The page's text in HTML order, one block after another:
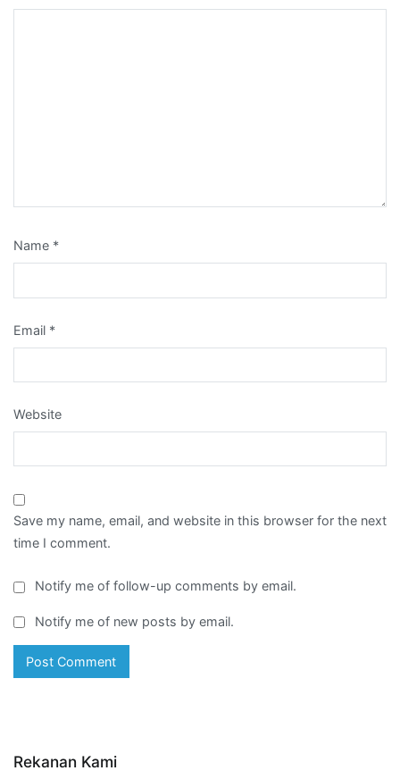
Name *
Email *
Website
Save my name, email, and website in this browser for the next
time I comment.
Notify me of follow-up comments by email.
Notify me of new posts by email.
Rekanan Kami